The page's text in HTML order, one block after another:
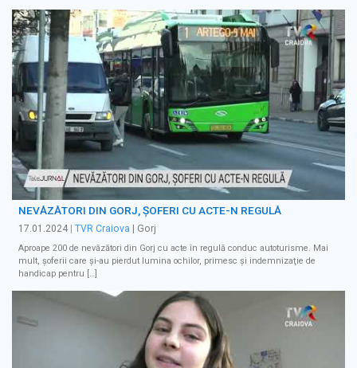
NEVĂZĂTORI DIN GORJ, ȘOFERI CU ACTE-N REGULĂ
17.01.2024 TVR Craiova | Gorj
Aproape 200 de nevăzători din Gorj cu acte în regulă conduc autoturisme. Mai
mult, șoferii care și-au pierdut lumina ochilor, primesc și indemnizaţie de
handicap pentru […]